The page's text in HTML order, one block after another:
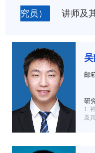
究员）
讲师及
邮
研
1.
及